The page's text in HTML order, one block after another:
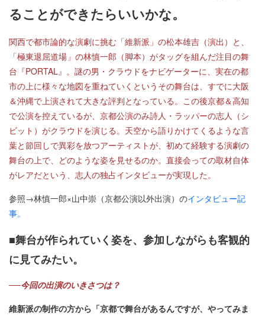
ることができたらいいかな。
関西で都市論的な演劇に挑む「維新派」の松本雄吉（演出）と、
「極東退屈道場」の林慎一郎（脚本）がタッグを組んだ注目の舞
台『PORTAL』。謎の男・クラウドをナビゲーターに、実在の都
市の上に様々な地図を重ねていくというその舞台は、すでに大阪
＆沖縄で上演されて大きな評判となっている。この後京都＆高知
で公演を控えているが、京都公演のみ詩人・ラッパーの志人（シ
ビット）がクラウドを演じる。天空から語りかけてくるような言
葉と節回しで異彩を放つアーティストが、初めて経験する演劇の
舞台の上で、どのような姿を見せるのか。直接会っての取材自体
がレアだという、志人の独占インタビューが実現した。
参照→林慎一郎×山中崇（京都公演以外出演）のインタビュー記
事。
■舞台が作られていく姿を、参加しながらも客観的
に見てみたい。
──今回の出演のいきさつは？
維新派の制作の方から「京都で舞台があるんですが、やってみま